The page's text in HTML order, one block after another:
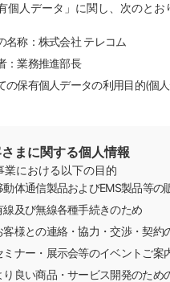
個人データ」に関し、次のとお
名称：株式会社 テレコム
：業務推進部長
の保有個人データの利用目的(個
まに関する個人情報
業における以下の目的
動体通信製品およびEMS製品等
線及び無線各種手続きのため
客様との連絡・協力・交渉・契約
ミナー・展示会等のイベントご
り良い商品・サービス開発のため